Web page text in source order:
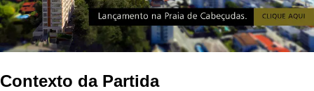
Contexto da Partida